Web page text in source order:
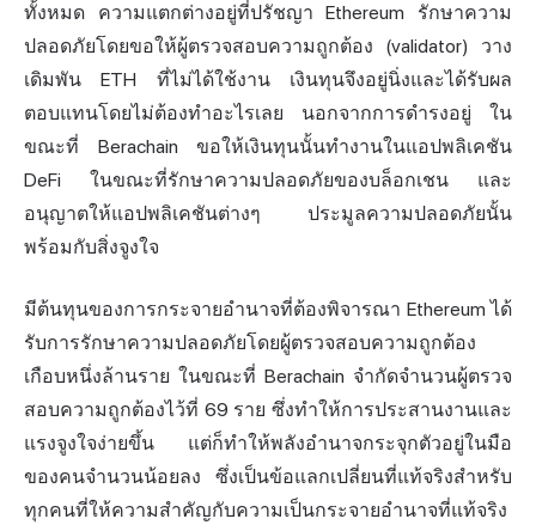
ทั้งหมด ความแตกต่างอยู่ที่ปรัชญา Ethereum รักษาความ
ปลอดภัยโดยขอให้ผู้ตรวจสอบความถูกต้อง (validator) วาง
เดิมพัน ETH ที่ไม่ได้ใช้งาน เงินทุนจึงอยู่นิ่งและได้รับผล
ตอบแทนโดยไม่ต้องทำอะไรเลย นอกจากการดำรงอยู่ ใน
ขณะที่ Berachain ขอให้เงินทุนนั้นทำงานในแอปพลิเคชัน
DeFi ในขณะที่รักษาความปลอดภัยของบล็อกเชน และ
อนุญาตให้แอปพลิเคชันต่างๆ ประมูลความปลอดภัยนั้น
พร้อมกับสิ่งจูงใจ
มีต้นทุนของการกระจายอำนาจที่ต้องพิจารณา Ethereum ได้
รับการรักษาความปลอดภัยโดยผู้ตรวจสอบความถูกต้อง
เกือบหนึ่งล้านราย ในขณะที่ Berachain จำกัดจำนวนผู้ตรวจ
สอบความถูกต้องไว้ที่ 69 ราย ซึ่งทำให้การประสานงานและ
แรงจูงใจง่ายขึ้น แต่ก็ทำให้พลังอำนาจกระจุกตัวอยู่ในมือ
ของคนจำนวนน้อยลง ซึ่งเป็นข้อแลกเปลี่ยนที่แท้จริงสำหรับ
ทุกคนที่ให้ความสำคัญกับความเป็นกระจายอำนาจที่แท้จริง